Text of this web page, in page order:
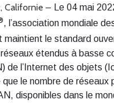
Californie – Le 04 mai
, l’association mondiale
maintient le standard
étendus à basse
de l’Internet des objets
que le nombre de réseaux
disponibles dans le